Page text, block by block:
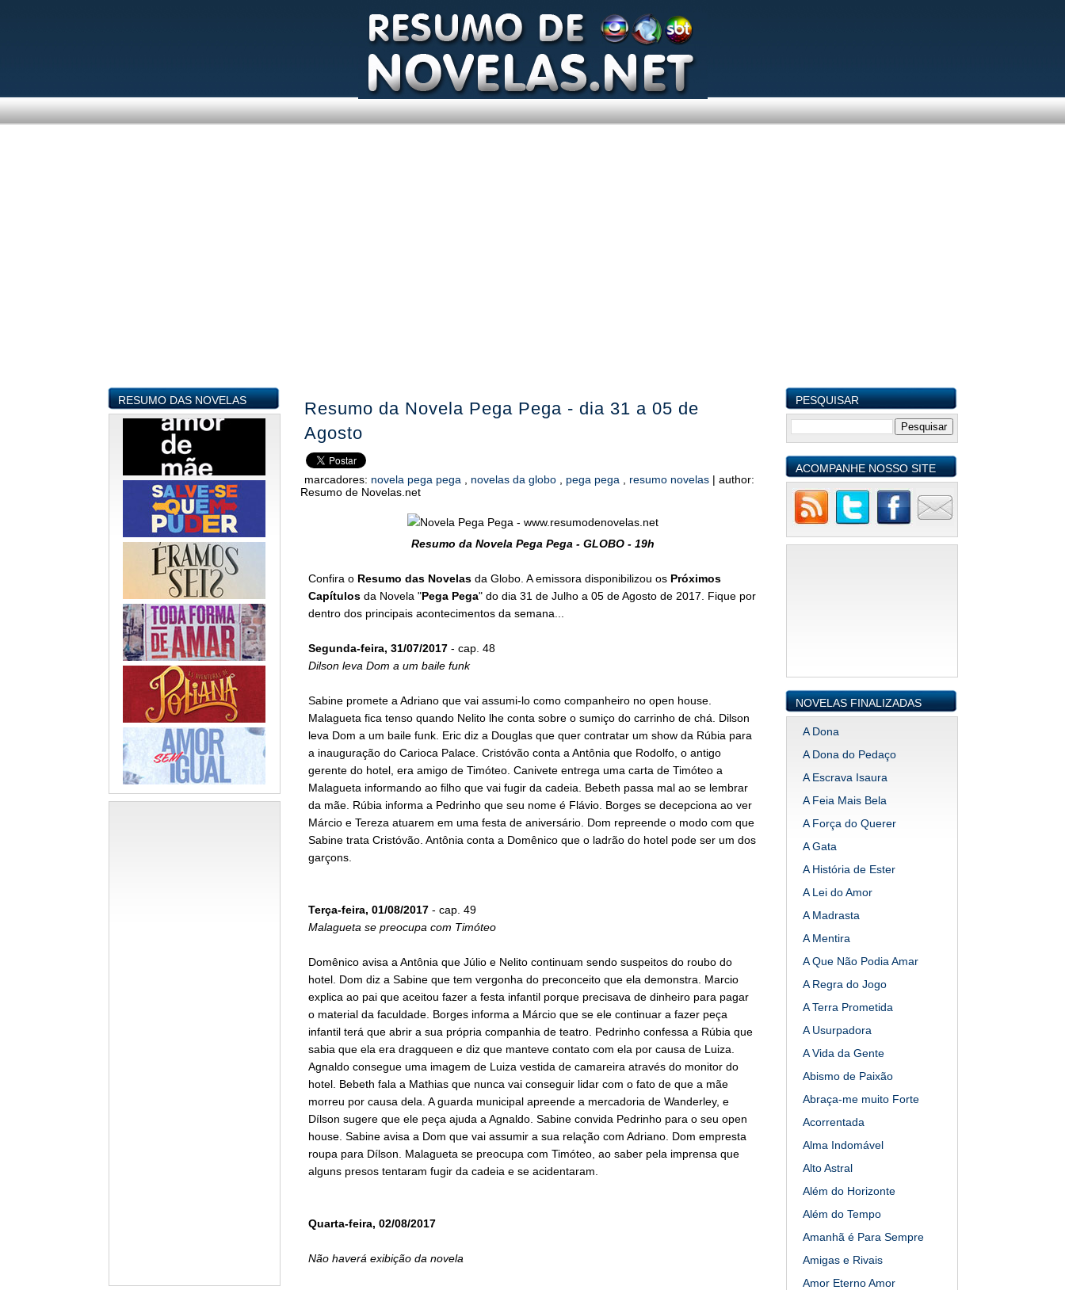
RESUMO DAS NOVELAS
Resumo da Novela Pega Pega - dia 31 a 05 de
Agosto
marcadores: novela pega pega novelas da globo pega pega resumo novelas | author:
Resumo de Novelas.net
Resumo da Novela Pega Pega - GLOBO - 19h
Confira o Resumo das Novelasda Globo. A emissora disponibilizou os Próximos
Capítulosda Novela "Pega Pega" do dia 31 de Julho a 05 de Agosto de 2017. Fique por
dentro dos principais acontecimentos da semana...
Segunda-feira, 31/07/2017- cap. 48
Dilson leva Dom a um baile funk
Sabine promete a Adriano que vai assumi-lo como companheiro no open house.
Malagueta fica tenso quando Nelito lhe conta sobre o sumiço do carrinho de chá. Dilson
leva Dom a um baile funk. Eric diz a Douglas que quer contratar um show da Rúbia para
a inauguração do Carioca Palace. Cristóvão conta a Antônia que Rodolfo, o antigo
gerente do hotel, era amigo de Timóteo. Canivete entrega uma carta de Timóteo a
Malagueta informando ao filho que vai fugir da cadeia. Bebeth passa mal ao se lembrar
da mãe. Rúbia informa a Pedrinho que seu nome é Flávio. Borges se decepciona ao ver
Márcio e Tereza atuarem em uma festa de aniversário. Dom repreende o modo com que
Sabine trata Cristóvão. Antônia conta a Domênico que o ladrão do hotel pode ser um dos
garçons.
Terça-feira, 01/08/2017- cap. 49
Malagueta se preocupa com Timóteo
Domênico avisa a Antônia que Júlio e Nelito continuam sendo suspeitos do roubo do
hotel. Dom diz a Sabine que tem vergonha do preconceito que ela demonstra. Marcio
explica ao pai que aceitou fazer a festa infantil porque precisava de dinheiro para pagar
o material da faculdade. Borges informa a Márcio que se ele continuar a fazer peça
infantil terá que abrir a sua própria companhia de teatro. Pedrinho confessa a Rúbia que
sabia que ela era dragqueen e diz que manteve contato com ela por causa de Luiza.
Agnaldo consegue uma imagem de Luiza vestida de camareira através do monitor do
hotel. Bebeth fala a Mathias que nunca vai conseguir lidar com o fato de que a mãe
morreu por causa dela. A guarda municipal apreende a mercadoria de Wanderley, e
Dílson sugere que ele peça ajuda a Agnaldo. Sabine convida Pedrinho para o seu open
house. Sabine avisa a Dom que vai assumir a sua relação com Adriano. Dom empresta
roupa para Dílson. Malagueta se preocupa com Timóteo, ao saber pela imprensa que
alguns presos tentaram fugir da cadeia e se acidentaram.
Quarta-feira, 02/08/2017
Não haverá exibição da novela
PESQUISAR
ACOMPANHE NOSSO SITE
NOVELAS FINALIZADAS
A Dona
A Dona do Pedaço
A Escrava Isaura
A Feia Mais Bela
A Força do Querer
A Gata
A História de Ester
A Lei do Amor
A Madrasta
A Mentira
A Que Não Podia Amar
A Regra do Jogo
A Terra Prometida
A Usurpadora
A Vida da Gente
Abismo de Paixão
Abraça-me muito Forte
Acorrentada
Alma Indomável
Alto Astral
Além do Horizonte
Além do Tempo
Amanhã é Para Sempre
Amigas e Rivais
Amor Eterno Amor